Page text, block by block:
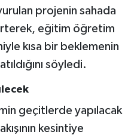
projenin sahada
eğitim öğretim
kısa bir beklemenin
söyledi.
geçitlerde yapılacak
kesintiye